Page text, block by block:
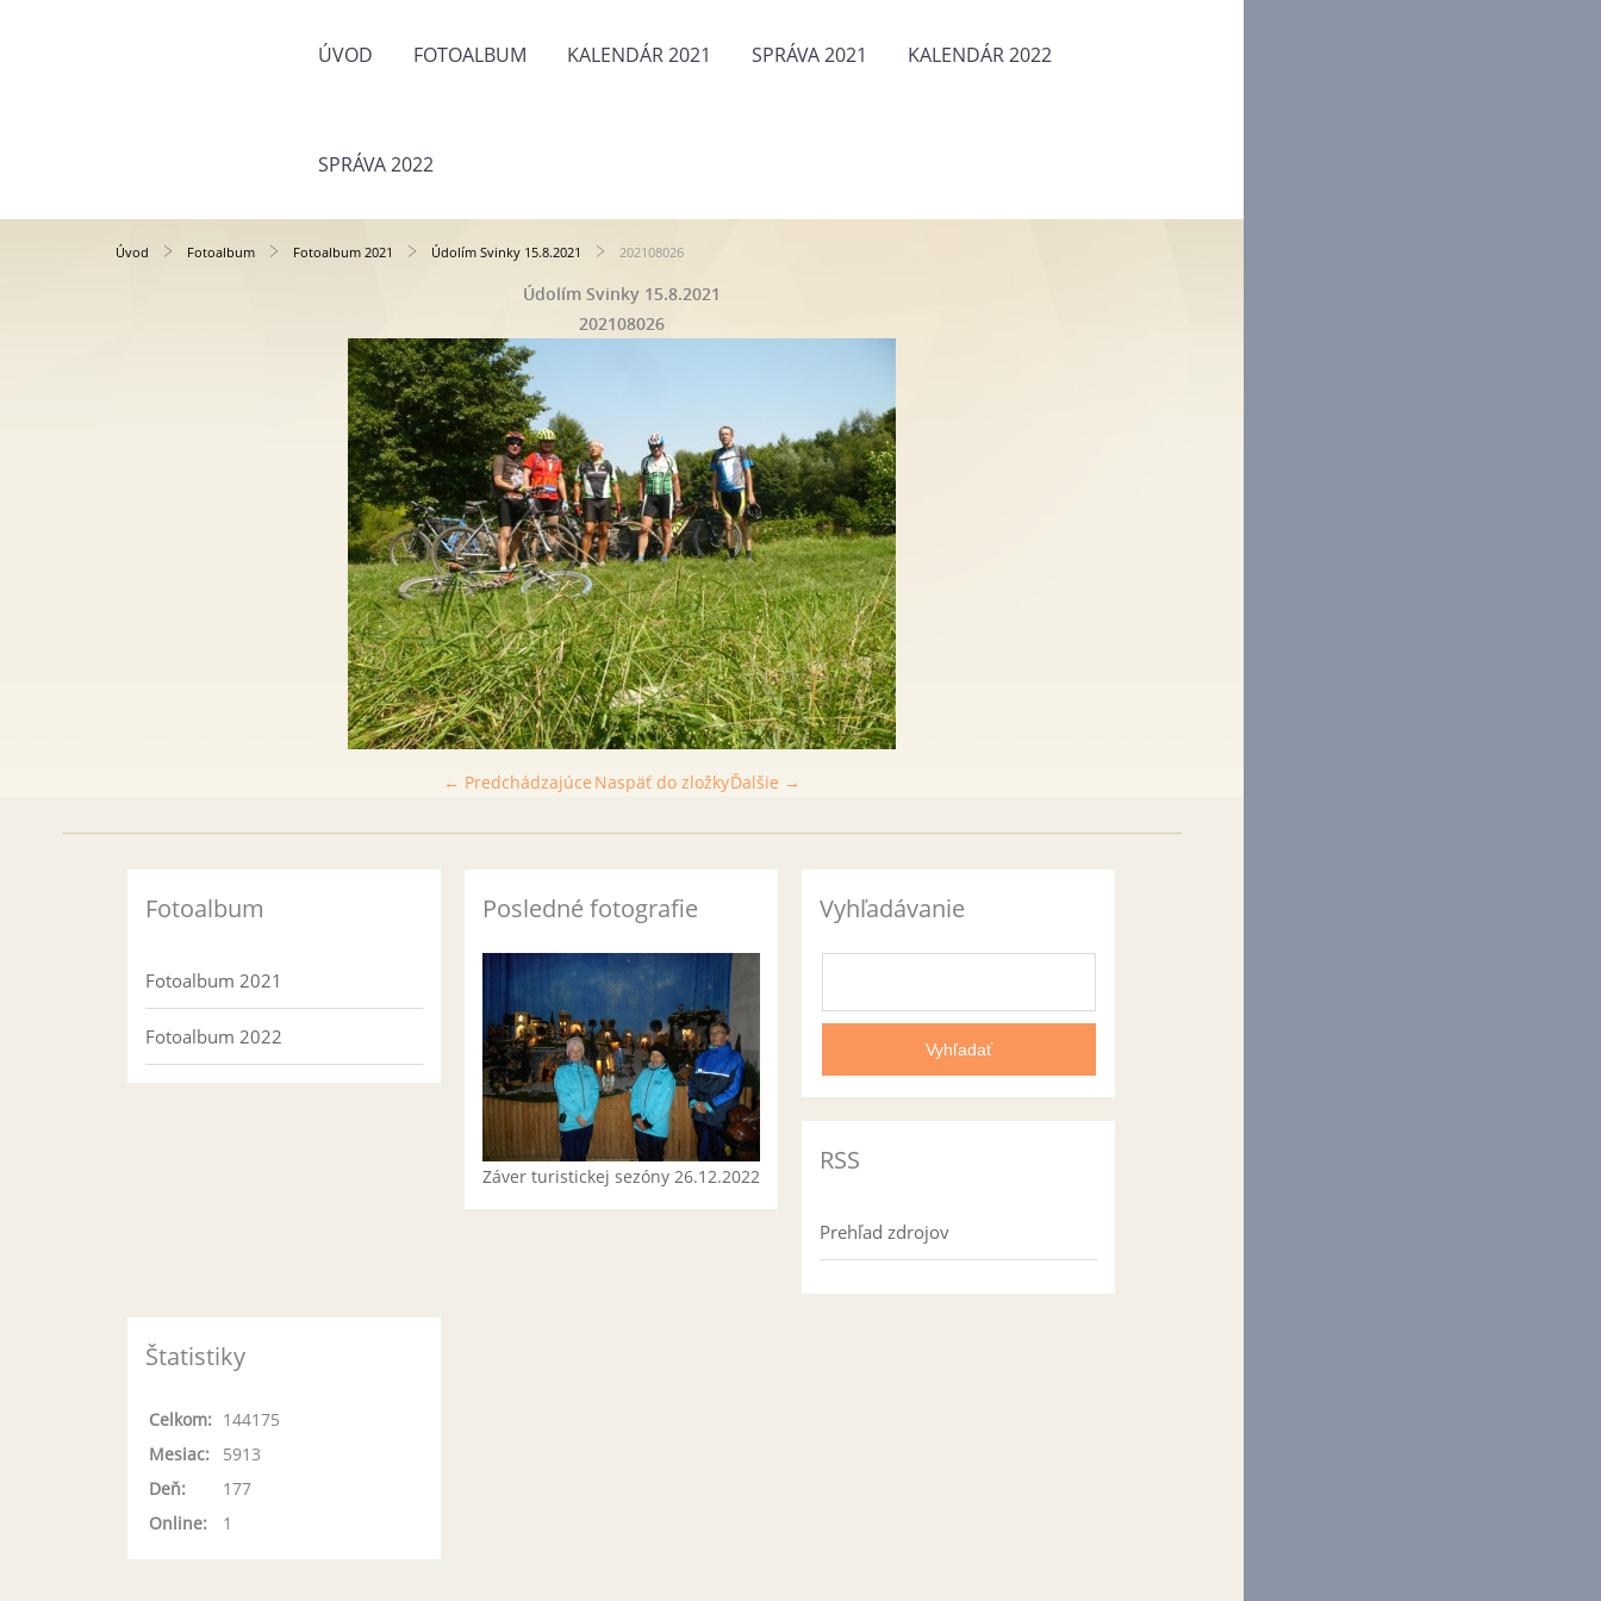
ÚVOD FOTOALBUM KALENDÁR 2021 SPRÁVA 2021 KALENDÁR 2022
SPRÁVA 2022
Úvod Fotoalbum Fotoalbum 2021 Údolím Svinky 15.8.2021 202108026
Údolím Svinky 15.8.2021
202108026
← Predchádzajúce Ďalšie →
Naspäť do zložky
Fotoalbum
Fotoalbum 2021
Fotoalbum 2022
Posledné fotografie
Záver turistickej sezóny 26.12.2022
Vyhľadávanie
RSS
Prehľad zdrojov
Štatistiky
Online: 1
Celkom: 144175
Mesiac:
5913
Deň:
177